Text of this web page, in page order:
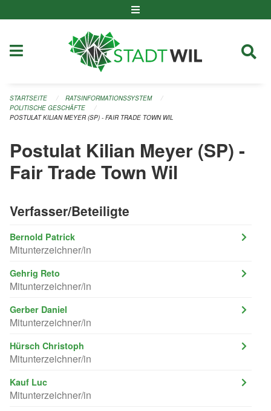
STARTSEITE
RATSINFORMATIONSSYSTEM
POLITISCHE GESCHÄFTE
POSTULAT KILIAN MEYER (SP) - FAIR TRADE TOWN WIL
Postulat Kilian Meyer (SP) -
Fair Trade Town Wil
Verfasser/Beteiligte
Bernold Patrick
Mitunterzeichner/in
Gehrig Reto
Mitunterzeichner/in
Gerber Daniel
Mitunterzeichner/in
Hürsch Christoph
Mitunterzeichner/in
Kauf Luc
Mitunterzeichner/in